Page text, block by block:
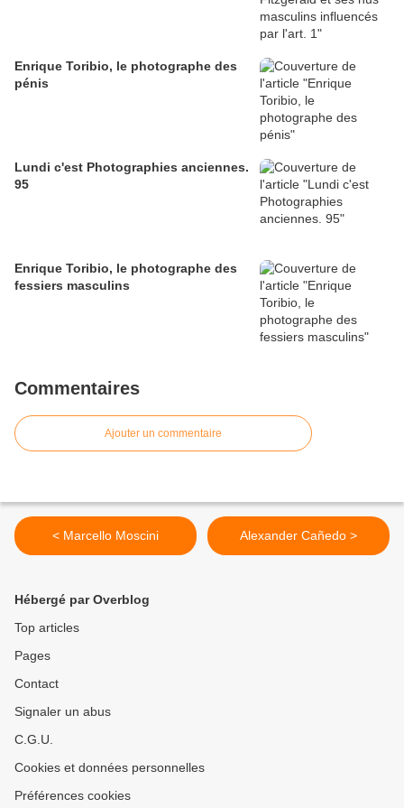
Enrique Toribio, le photographe des
pénis
Lundi c'est Photographies anciennes.
95
Enrique Toribio, le photographe des
fessiers masculins
Commentaires
Ajouter un commentaire
< Marcello Moscini Alexander Cañedo >
Hébergé par Overblog
Top articles
Pages
Contact
Signaler un abus
C.G.U.
Cookies et données personnelles
Préférences cookies